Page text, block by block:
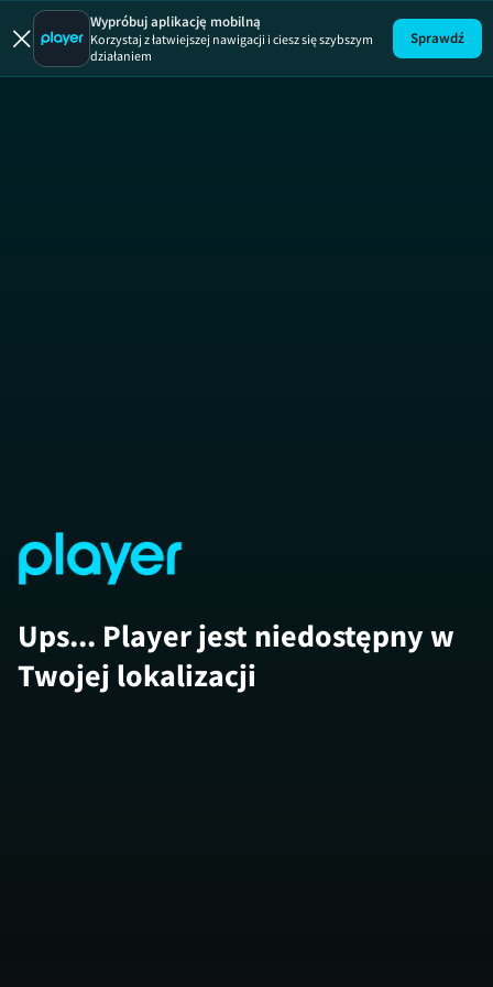
Odrobina
Wypróbuj aplikację mobilną
Korzystaj z łatwiejszej nawigacji i ciesz się szybszym
działaniem
Sprawdź
Ups... Player jest niedostępny w
Twojej lokalizacji